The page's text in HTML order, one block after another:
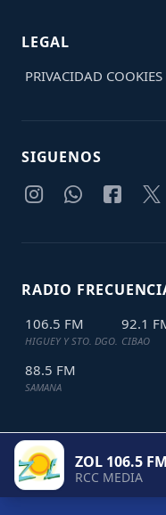
LEGAL
PRIVACIDAD COOKIES
SIGUENOS
RADIO
106.5 FM
HIGUEY Y STO. DGO.
92.1
CIBAO
88.5 FM
SAMANA
TODOS LOS
ZOL 106.5 FM
RCC MEDIA